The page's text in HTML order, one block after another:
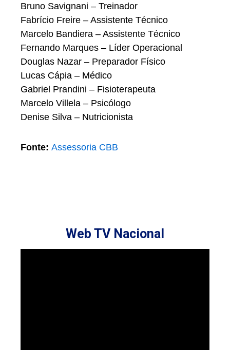
Bruno Savignani – Treinador
Fabrício Freire – Assistente Técnico
Marcelo Bandiera – Assistente Técnico
Fernando Marques – Líder Operacional
Douglas Nazar – Preparador Físico
Lucas Cápia – Médico
Gabriel Prandini – Fisioterapeuta
Marcelo Villela – Psicólogo
Denise Silva – Nutricionista
Fonte: Assessoria CBB
Web TV Nacional